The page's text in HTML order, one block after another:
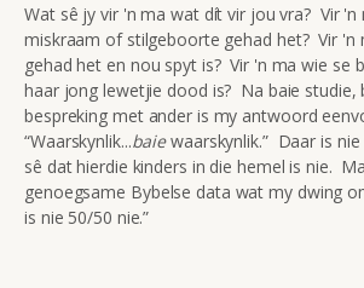
Wat sê jy vir 'n ma wat dít vir jou vra? Vir 'n
miskraam of stilgeboorte gehad het? Vir 'n
gehad het en nou spyt is? Vir 'n ma wie se
haar jong lewetjie dood is? Na baie studie,
bespreking met ander is my antwoord
“Waarskynlik...baiewaarskynlik.” Daar is
sê dat hierdie kinders in die hemel is nie.
genoegsame Bybelse data wat my dwing
is nie 50/50 nie.”